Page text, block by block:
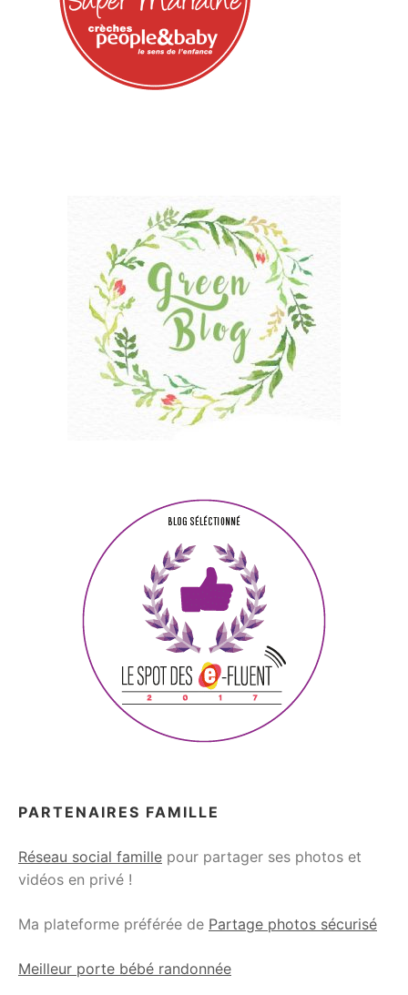
PARTENAIRES FAMILLE
Réseau social famille pour partager ses photos et
vidéos en privé !
Ma plateforme préférée de Partage photos sécurisé
Meilleur porte bébé randonnée